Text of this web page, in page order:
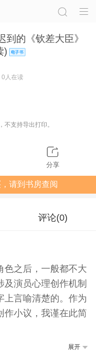
到的《钦差大臣》
)
0人在读
支持导出打印。
分享
请到书房查阅
评论(0)
色之后，一般都不大
演员心理创作机制
上言喻清楚的。作为
作小议，我谨在此简
展开